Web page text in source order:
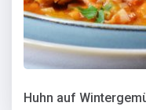
Huhn auf